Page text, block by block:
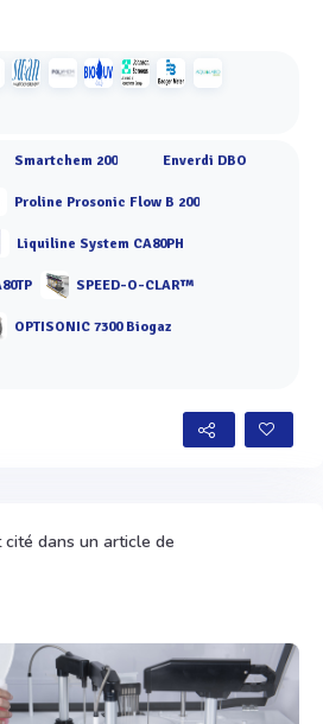
Smartchem 200 Enverdi DBO
Proline Prosonic Flow B 200
Liquiline System CA80PH
SPEED-O-CLAR™
OPTISONIC 7300 Biogaz
cité dans un article de